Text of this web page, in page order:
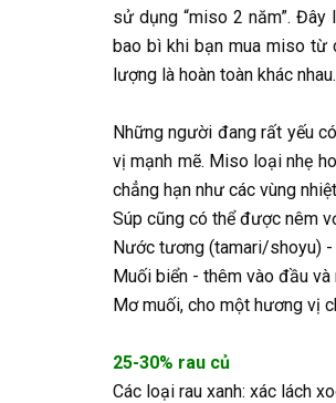
sử dụng “miso 2 năm”.
bao bì khi bạn mua miso từ
lượng là hoàn toàn khác nhau.
Những người đang rất yếu
vị mạnh mẽ. Miso loại nhẹ
chẳng hạn như các vùng
Súp cũng có thể được nêm
Nước tương (tamari/shoyu)
Muối biển - thêm vào đầu
Mơ muối, cho một hương vị
25-30% rau củ
Các loại rau xanh: xác lách